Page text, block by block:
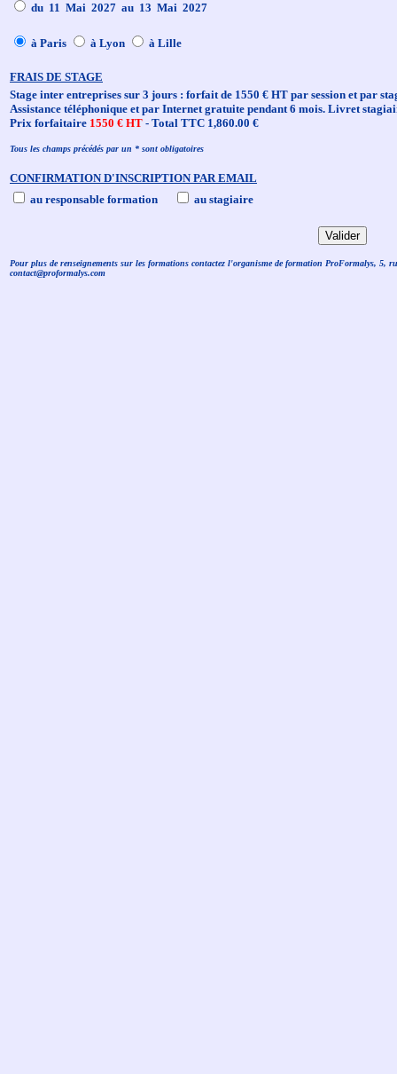
du 11 Mai 2027 au 13 Mai 2027
à Paris à Lyon à Lille
FRAIS DE STAGE
Stage inter entreprises sur 3 jours : forfait de 1550 € HT par session et par
Assistance téléphonique et par Internet gratuite pendant 6 mois. Livret
Prix forfaitaire 1550 € HT - Total TTC 1,860.00 €
Tous les champs précédés par un * sont obligatoires
CONFIRMATION D'INSCRIPTION PAR EMAIL
au responsable formation
au stagiaire
Pour plus de renseignements sur les formations contactez l'organisme de formation ProFormalys, 5,
contact@proformalys.com